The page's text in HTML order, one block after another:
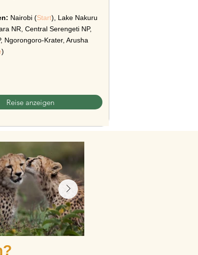
Nairobi (Start), Lake Nakuru
NR, Central Serengeti NP,
Ngorongoro-Krater, Arusha
)
Reise anzeigen